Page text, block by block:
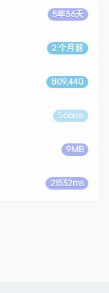
5年36天
2 个月前
809,440
566ms
9MB
21532ms